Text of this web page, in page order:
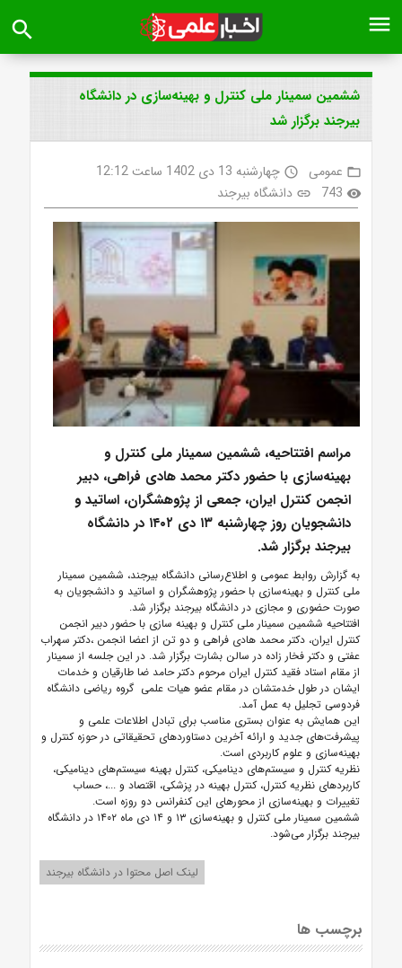
menu
search
ششمین سمینار ملی کنترل و بهینه‌سازی در دانشگاه
بیرجند برگزار شد
folder_open عمومی access_time چهارشنبه 13 دی 1402 ساعت 12:12
visibility
743
link دانشگاه بیرجند
مراسم افتتاحیه، ششمین سمینار ملی کنترل و
بهینه‌سازی با حضور دکتر محمد هادی فراهی، دبیر
انجمن کنترل ایران، جمعی از پژوهشگران، اساتید و
دانشجویان روز چهارشنبه ۱۳ دی ۱۴۰۲ در دانشگاه
بیرجند برگزار شد.
به گزارش روابط عمومی و اطلاع‌رسانی دانشگاه بیرجند، ششمین سمینار
ملی کنترل و بهینه‌سازی با حضور پژوهشگران و اساتید و دانشجویان به
صورت حضوری و مجازی در دانشگاه بیرجند برگزار شد.
افتتاحیه ششمین سمینار ملی کنترل و بهینه سازی با حضور دبیر انجمن
کنترل ایران، دکتر محمد هادی فراهی و دو تن از اعضا انجمن ،دکتر سهراب
عفتی و دکتر فخار زاده در سالن بشارت برگزار شد. در این جلسه از سمینار
از مقام استاد فقید کنترل ایران مرحوم دکتر حامد ضا طارقیان و خدمات
ایشان در طول خدمتشان در مقام عضو هیات علمی گروه ریاضی دانشگاه
فردوسی تجلیل به‌ عمل آمد.
این همایش به عنوان بستری مناسب برای تبادل اطلاعات علمی و
پیشرفت‌های جدید و ارائه آخرین دستاوردهای تحقیقاتی در حوزه کنترل و
بهینه‌سازی و علوم کاربردی است.
نظریه کنترل و سیستم‌های دینامیکی، کنترل بهینه سیستم‌های دینامیکی،
کاربردهای نظریه کنترل، کنترل بهینه در پزشکی، اقتصاد و ...، حساب
تغییرات و بهینه‌سازی از محورهای این کنفرانس دو روزه است.
ششمین سمینار ملی کنترل و بهینه‌سازی ۱۳ و ۱۴ دی ماه ۱۴۰۲ در دانشگاه
بیرجند برگزار می‌شود.
لینک اصل محتوا در دانشگاه بیرجند
برچسب ها